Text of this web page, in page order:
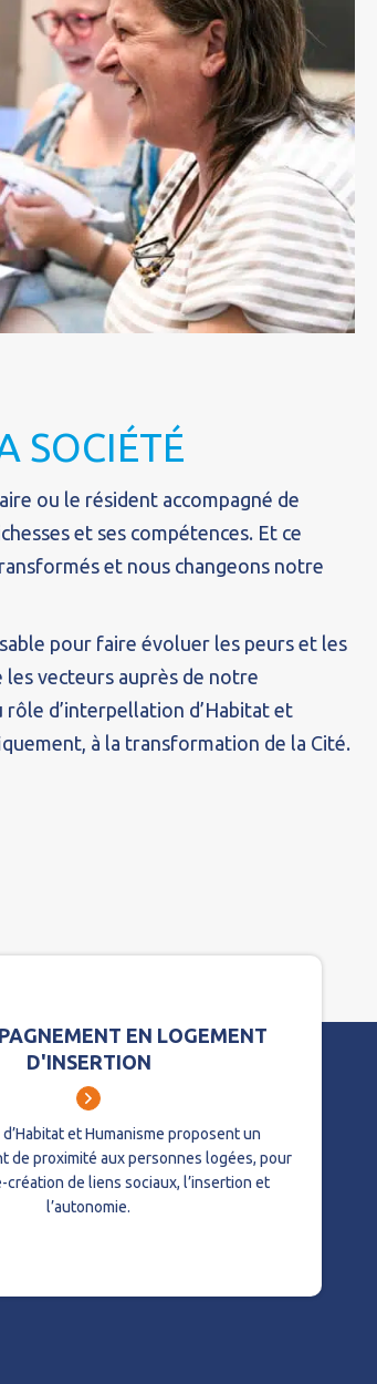
SOCIÉTÉ
ou le résident accompagné de
et ses compétences. Et ce
et nous changeons notre
pour faire évoluer les peurs et les
vecteurs auprès de notre
d’interpellation d’Habitat et
à la transformation de la Cité.
EN LOGEMENT
D'INSERTION
et Humanisme proposent un
de proximité aux personnes logées, pour
création de liens sociaux, l’insertion et
l’autonomie.